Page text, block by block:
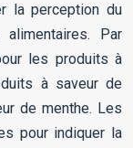
la perception du
Par
les produits à
à saveur de
de menthe. Les
pour indiquer la